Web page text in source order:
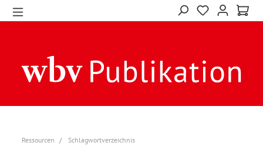
Ressourcen Schlagwortverzeichnis